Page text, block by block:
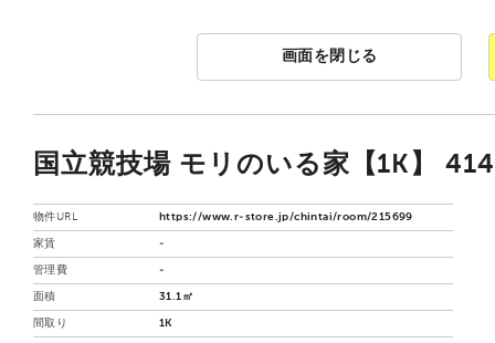
画面を閉じる
国立競技場 モリのいる家【1K】 414
物件URL https://www.r-store.jp/chintai/room/215699
家賃 -
管理費 -
面積 31.1㎡
間取り 1K